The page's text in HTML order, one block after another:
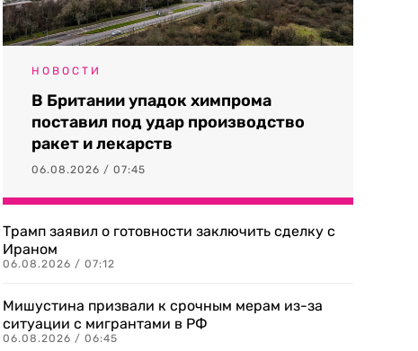
НОВОСТИ
В Британии упадок химпрома
поставил под удар производство
ракет и лекарств
06.08.2026 / 07:45
Трамп заявил о готовности заключить сделку с
Ираном
06.08.2026 / 07:12
Мишустина призвали к срочным мерам из-за
ситуации с мигрантами в РФ
06.08.2026 / 06:45